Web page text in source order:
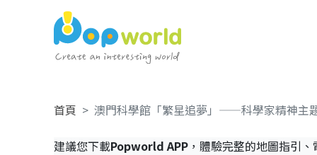
首頁 澳門科學館「繁星追夢」——科學家精神主
建議您下載Popworld APP，體驗完整的地圖指引